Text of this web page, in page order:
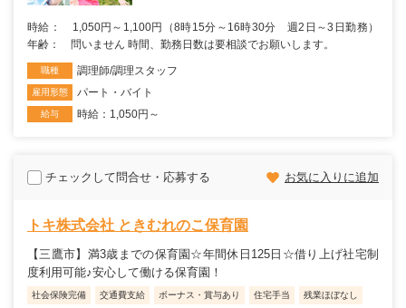
時給： 1,050円～1,100円（8時15分～16時30分 週2日～3日勤務）
年齢： 問いません 時間、勤務日数は要相談でお願いします。
職種 調理師/調理スタッフ
雇用形態 パート・バイト
給与 時給：1,050円～
チェックして問合せ・応募する お気に入りに追加
トキ株式会社 ときむれのこ保育園
【三鷹市】満3歳までの保育園☆年間休日125日☆借り上げ社宅制
度利用可能♪安心して働ける保育園！
社会保険完備 交通費支給 ボーナス・賞与あり 住宅手当 残業ほぼなし